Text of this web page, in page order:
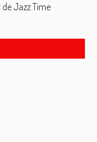
de Jazz Time